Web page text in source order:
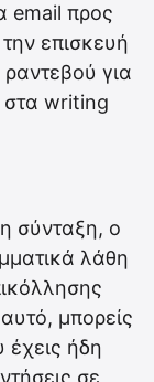
email προς
επισκευή
για
στα writing
σύνταξη, ο
λάθη
μπορείς
ήδη